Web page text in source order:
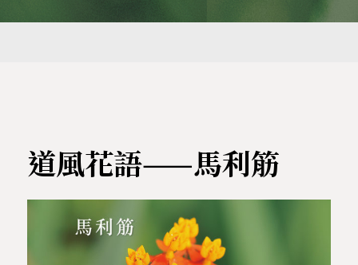
道風花語——馬利筋